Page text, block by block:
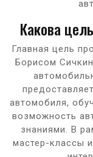
Какова
Главная цель
Борисом
автомобиля,
возможность
знаниями. В
мастер-классы